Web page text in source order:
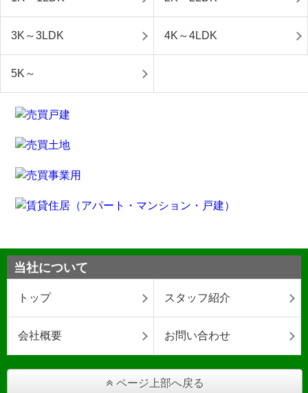
3K～3LDK 4K～4LDK
5K～
当社について
トップ スタッフ紹介
会社概要 お問い合わせ
ページ上部へ戻る